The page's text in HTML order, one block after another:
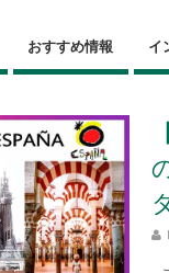
おすすめ情報 イ